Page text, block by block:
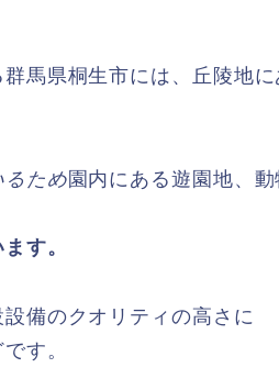
馬県桐生市には、丘陵地に
るため園内にある遊園地、
す。
備のクオリティの高さに
す。